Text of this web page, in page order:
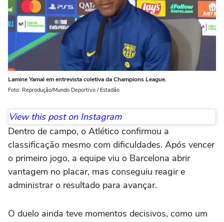
Lamine Yamal em entrevista coletiva da Champions League.
Foto: Reprodução/Mundo Deportivo / Estadão
View this post on Instagram
Dentro de campo, o Atlético confirmou a
classificação mesmo com dificuldades. Após vencer
o primeiro jogo, a equipe viu o Barcelona abrir
vantagem no placar, mas conseguiu reagir e
administrar o resultado para avançar.
O duelo ainda teve momentos decisivos, como um